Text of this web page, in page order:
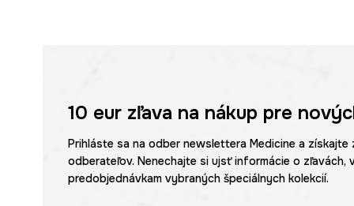
10 eurzľava na nákup pre
Prihláste sa na odber newslettera Medicine a
odberateľov. Nenechajte si ujsť informácie o
predobjednávkam vybraných špeciálnych kolekcií.